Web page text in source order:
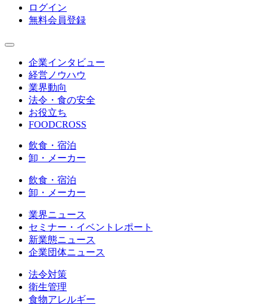
ログイン
無料会員登録
企業インタビュー
経営ノウハウ
業界動向
法令・食の安全
お役立ち
FOODCROSS
飲食・宿泊
卸・メーカー
飲食・宿泊
卸・メーカー
業界ニュース
セミナー・イベントレポート
新業態ニュース
企業団体ニュース
法令対策
衛生管理
食物アレルギー